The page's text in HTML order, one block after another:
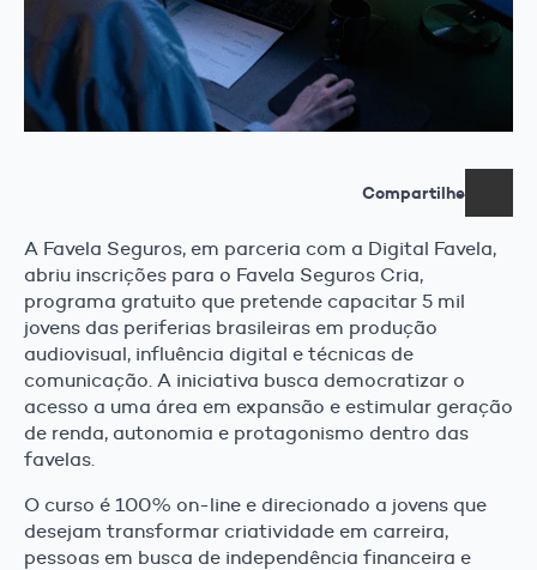
Compartilhe
A Favela Seguros, em parceria com a Digital Favela,
abriu inscrições para o Favela Seguros Cria,
programa gratuito que pretende capacitar 5 mil
jovens das periferias brasileiras em produção
audiovisual, influência digital e técnicas de
comunicação. A iniciativa busca democratizar o
acesso a uma área em expansão e estimular geração
de renda, autonomia e protagonismo dentro das
favelas.
O curso é 100% on-line e direcionado a jovens que
desejam transformar criatividade em carreira,
pessoas em busca de independência financeira e